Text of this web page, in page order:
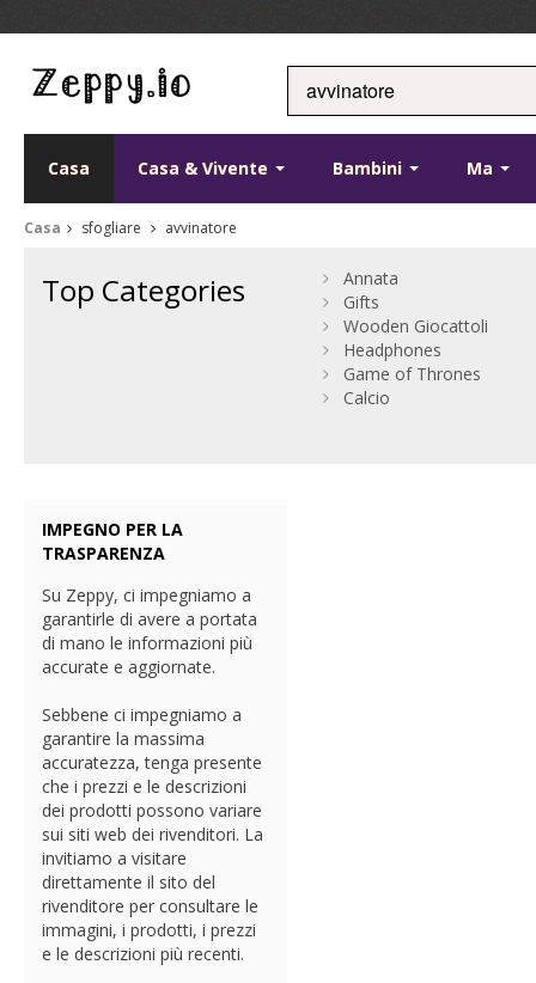
Casa Casa & Vivente Bambini Ma
Casa sfogliare avvinatore
Top Categories
Annata
Gifts
Wooden Giocattoli
Headphones
Game of Thrones
Calcio
IMPEGNO PER LA
TRASPARENZA
Su Zeppy, ci impegniamo a
garantirle di avere a portata
di mano le informazioni più
accurate e aggiornate.
Sebbene ci impegniamo a
garantire la massima
accuratezza, tenga presente
che i prezzi e le descrizioni
dei prodotti possono variare
sui siti web dei rivenditori. La
invitiamo a visitare
direttamente il sito del
rivenditore per consultare le
immagini, i prodotti, i prezzi
e le descrizioni più recenti.